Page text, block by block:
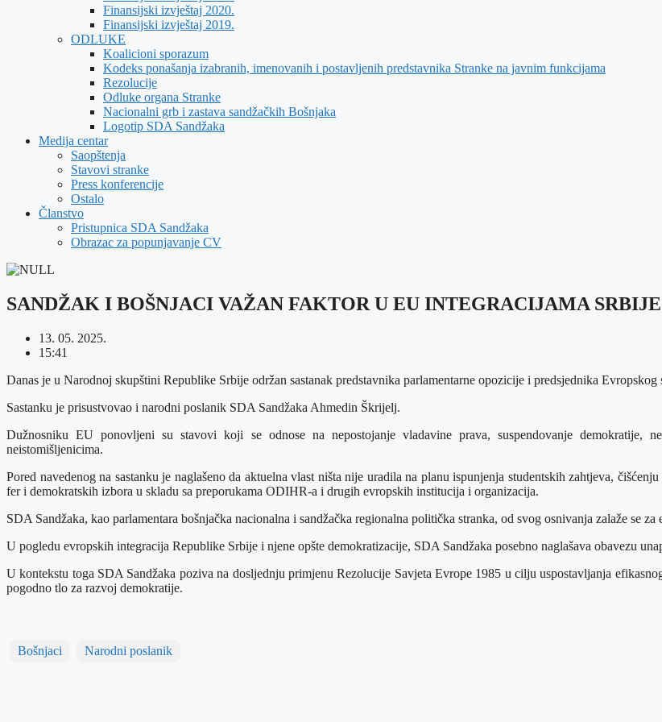
Finansijski izvještaj 2020.
Finansijski izvještaj 2019.
ODLUKE
Koalicioni sporazum
Kodeks ponašanja izabranih, imenovanih i postavljenih predstavnika Stranke na javnim funkcijama
Rezolucije
Odluke organa Stranke
Nacionalni grb i zastava sandžačkih Bošnjaka
Logotip SDA Sandžaka
Medija centar
Saopštenja
Stavovi stranke
Press konferencije
Ostalo
Članstvo
Pristupnica SDA Sandžaka
Obrazac za popunjavanje CV
SANDŽAK I BOŠNJACI VAŽAN FAKTOR U EU INTEGRACIJAMA SRBIJE
13. 05. 2025.
15:41
Danas je u Narodnoj skupštini Republike Srbije održan sastanak predstavnika parlamentarne opozicije i predsjednika
Sastanku je prisustvovao i narodni poslanik SDA Sandžaka Ahmedin Škrijelj.
Dužnosniku EU ponovljeni su stavovi koji se odnose na nepostojanje vladavine prava, suspendovanje demokratije,
neistomišljenicima.
Pored navedenog na sastanku je naglašeno da aktuelna vlast ništa nije uradila na planu ispunjenja studentskih zahtjeva,
fer i demokratskih izbora u skladu sa preporukama ODIHR-a i drugih evropskih institucija i organizacija.
SDA Sandžaka, kao parlamentara bošnjačka nacionalna i sandžačka regionalna politička stranka, od svog osnivanja zalaže se
U pogledu evropskih integracija Republike Srbije i njene opšte demokratizacije, SDA Sandžaka posebno naglašava obavezu
U kontekstu toga SDA Sandžaka poziva na dosljednju primjenu Rezolucije Savjeta Evrope 1985 u cilju uspostavljanja
pogodno tlo za razvoj demokratije.
Bošnjaci Narodni poslanik